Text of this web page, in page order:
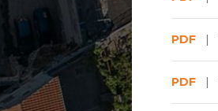
PDF |
PDF |